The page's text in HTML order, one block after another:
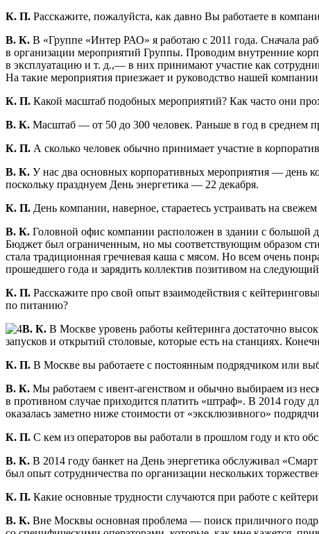
К. П. Расскажите, пожалуйста, как давно Вы работаете в
В. К. В «Группе «Интер РАО» я работаю с 2011 года. Сначала
в организации мероприятий Группы. Проводим внутренние
в эксплуатацию и т. д.,— в них принимают участие как
На такие мероприятия приезжает и руководство нашей
К. П. Какой масштаб подобных мероприятий? Как часто они
В. К. Масштаб — от 50 до 300 человек. Раньше в год в среднем
К. П. А сколько человек обычно принимает участие в
В. К. У нас два основных корпоративных мероприятия — день
поскольку празднуем День энергетика — 22 декабря.
К. П. День компании, наверное, стараетесь устраивать на
В. К. Головной офис компании расположен в здании с большой
Бюджет был ограниченным, но мы соответствующим образом
стала традиционная гречневая каша с мясом. Но всем очень
прошедшего года и зарядить коллектив позитивом на
К. П. Расскажите про свой опыт взаимодействия с
по питанию?
В. К. В Москве уровень работы кейтеринга достаточно
запусков и открытий столовые, которые есть на станциях.
К. П. В Москве вы работаете с постоянным подрядчиком или
В. К. Мы работаем с ивент-агенством и обычно выбираем из
в противном случае приходится платить «штраф». В 2014 году
оказалась заметно ниже стоимости от «эксклюзивного»
К. П. С кем из операторов вы работали в прошлом году и кто
В. К. В 2014 году банкет на День энергетика обслуживал
был опыт сотрудничества по организации нескольких
К. П. Какие основные трудности случаются при работе с
В. К. Вне Москвы основная проблема — поиск приличного